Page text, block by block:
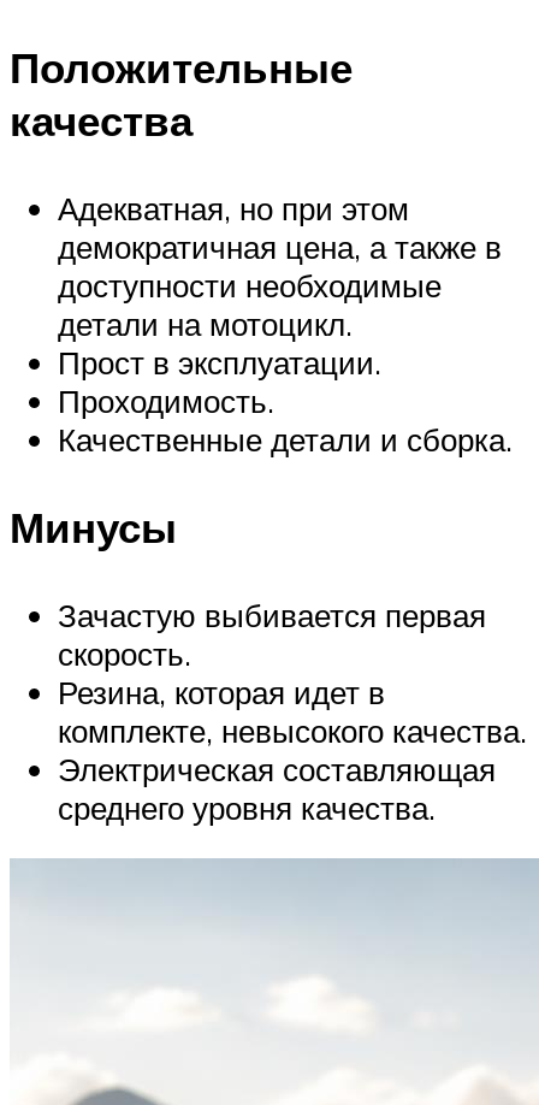
Положительные
качества
Адекватная, но при этом
демократичная цена, а также в
доступности необходимые
детали на мотоцикл.
Прост в эксплуатации.
Проходимость.
Качественные детали и сборка.
Минусы
Зачастую выбивается первая
скорость.
Резина, которая идет в
комплекте, невысокого качества.
Электрическая составляющая
среднего уровня качества.